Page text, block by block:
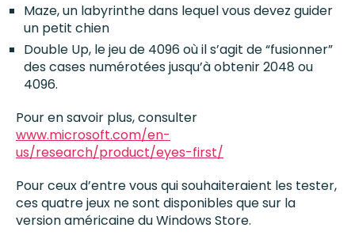
Maze, un labyrinthe dans lequel vous devez guider
un petit chien
Double Up, le jeu de 4096 où il s’agit de “fusionner”
des cases numérotées jusqu’à obtenir 2048 ou
4096.
Pour en savoir plus, consulter
www.microsoft.com/en-
us/research/product/eyes-first/
Pour ceux d’entre vous qui souhaiteraient les tester,
ces quatre jeux ne sont disponibles que sur la
version américaine du Windows Store.